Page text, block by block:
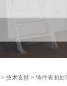
>技术支持 > 铸件表面处